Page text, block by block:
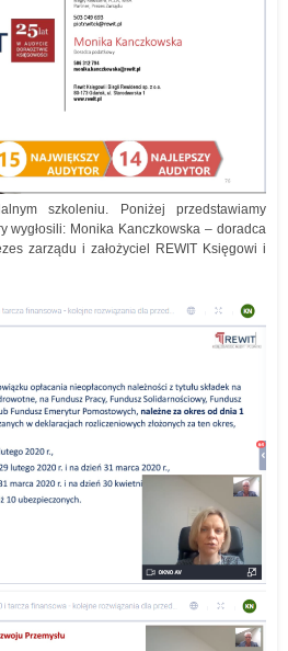
szkoleniu. Poniżej przedstawiamy
wygłosili: Monika Kanczkowska – doradca
zarządu i założyciel REWIT Księgowi i